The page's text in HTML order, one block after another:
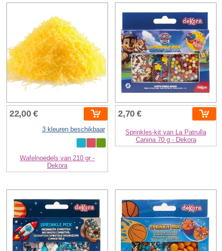
22,00 €
3 kleuren beschikbaar
Wafelnoedels van 210 gr -
Dekora
2,70 €
Sprinkles-kit van La Patrulla
Canina 70 g - Dekora